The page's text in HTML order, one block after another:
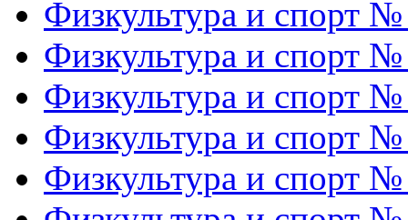
Физкультура и спорт
Физкультура и спорт
Физкультура и спорт
Физкультура и спорт
Физкультура и спорт